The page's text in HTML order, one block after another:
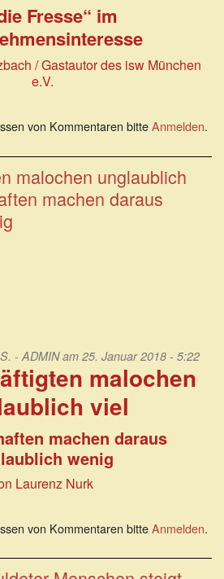
Fresse“ im
/ Gastautor des isw München
e.V.
von Kommentaren bitteAnmelden.
malochen unglaublich
machen daraus
- ADMINam 25. Januar 2018 - 5:22
malochen
viel
machen daraus
wenig
Laurenz Nurk
von Kommentaren bitteAnmelden.